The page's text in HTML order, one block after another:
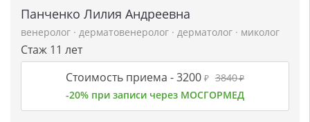
Панченко Лилия Андреевна
венеролог · дерматовенеролог · дерматолог · миколог
Стаж 11 лет
Стоимость приема -3200 ₽ 3840₽
-20% при записи через МОСГОРМЕД